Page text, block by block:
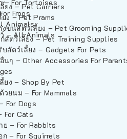
ยง – Pet Carriers
ง – Pet Prams
ขนสัตว์เลี้ยง – Pet Grooming
สัตว์เลี้ยง – Pet Training Supplies
สัตว์เลี้ยง – Gadgets For Pets
นๆ – Other Accessories For
ยง – Shop By Pet
วยนม – For Mammals
For Dogs
For Cats
– For Rabbits
– For Squirrels
– For Tortoises
Frogs
Animals
– All Animals